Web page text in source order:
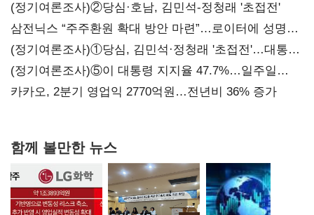
(정기여론조사)②당심·호남, 김민석-정청래 '초접전'
삼전닉스 “주주환원 확대 방안 마련”…로이터에 성명
보내
(정기여론조사)①당심, 김민석·정청래 '초접전'…대통령
지지도 '50% 아래로'(종합)
(정기여론조사)⑤이 대통령 지지율 47.7%…일주일
만에 다시 40%대
카카오, 2분기 영업익 2770억원…전년비 36% 증가
함께 볼만한 뉴스